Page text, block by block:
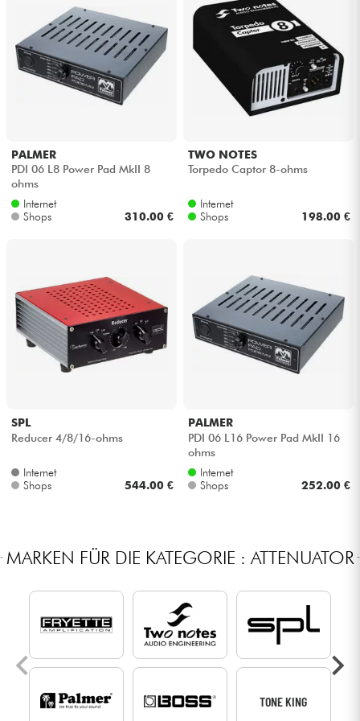
PALMER
PDI 06 L8 Power Pad MkII 8
ohms
Internet
Shops
310.00 €
TWO NOTES
Torpedo Captor 8-ohms
Internet
Shops
198.00 €
SPL
Reducer 4/8/16-ohms
Internet
Shops
544.00 €
PALMER
PDI 06 L16 Power Pad MkII 16
ohms
Internet
Shops
252.00 €
MARKEN FÜR DIE KATEGORIE : ATTENUATOR
TONE KING